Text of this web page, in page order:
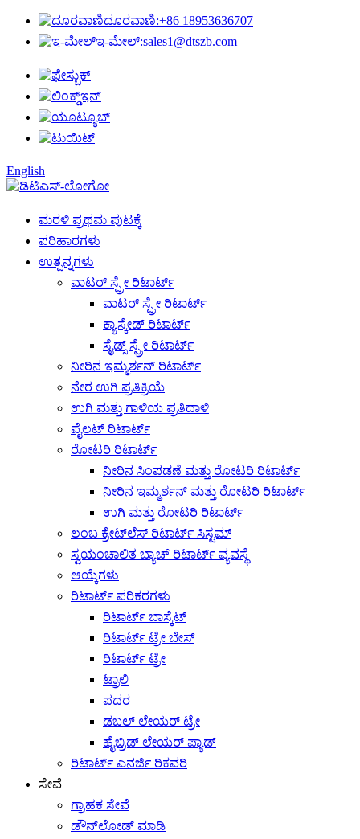
ದೂರವಾಣಿ:+86 18953636707
ಇ-ಮೇಲ್:sales1@dtszb.com
English
ಮರಳಿ ಪ್ರಥಮ ಪುಟಕ್ಕೆ
ಪರಿಹಾರಗಳು
ಉತ್ಪನ್ನಗಳು
ವಾಟರ್ ಸ್ಪ್ರೇ ರಿಟಾರ್ಟ್
ವಾಟರ್ ಸ್ಪ್ರೇ ರಿಟಾರ್ಟ್
ಕ್ಯಾಸ್ಕೇಡ್ ರಿಟಾರ್ಟ್
ಸೈಡ್ಸ್ ಸ್ಪ್ರೇ ರಿಟಾರ್ಟ್
ನೀರಿನ ಇಮ್ಮರ್ಶನ್ ರಿಟಾರ್ಟ್
ನೇರ ಉಗಿ ಪ್ರತಿಕ್ರಿಯೆ
ಉಗಿ ಮತ್ತು ಗಾಳಿಯ ಪ್ರತಿದಾಳಿ
ಪೈಲಟ್ ರಿಟಾರ್ಟ್
ರೋಟರಿ ರಿಟಾರ್ಟ್
ನೀರಿನ ಸಿಂಪಡಣೆ ಮತ್ತು ರೋಟರಿ ರಿಟಾರ್ಟ್
ನೀರಿನ ಇಮ್ಮರ್ಶನ್ ಮತ್ತು ರೋಟರಿ ರಿಟಾರ್ಟ್
ಉಗಿ ಮತ್ತು ರೋಟರಿ ರಿಟಾರ್ಟ್
ಲಂಬ ಕ್ರೇಟ್‌ಲೆಸ್ ರಿಟಾರ್ಟ್ ಸಿಸ್ಟಮ್
ಸ್ವಯಂಚಾಲಿತ ಬ್ಯಾಚ್ ರಿಟಾರ್ಟ್ ವ್ಯವಸ್ಥೆ
ಆಯ್ಕೆಗಳು
ರಿಟಾರ್ಟ್ ಪರಿಕರಗಳು
ರಿಟಾರ್ಟ್ ಬಾಸ್ಕೆಟ್
ರಿಟಾರ್ಟ್ ಟ್ರೇ ಬೇಸ್
ರಿಟಾರ್ಟ್ ಟ್ರೇ
ಟ್ರಾಲಿ
ಪದರ
ಡಬಲ್ ಲೇಯರ್ ಟ್ರೇ
ಹೈಬ್ರಿಡ್ ಲೇಯರ್ ಪ್ಯಾಡ್
ರಿಟಾರ್ಟ್ ಎನರ್ಜಿ ರಿಕವರಿ
ಸೇವೆ
ಗ್ರಾಹಕ ಸೇವೆ
ಡೌನ್‌ಲೋಡ್ ಮಾಡಿ